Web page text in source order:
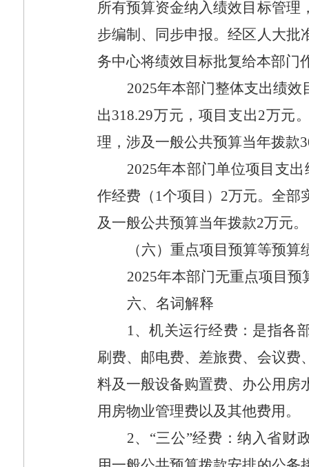
所有预算资金纳入绩效目标管理
步编制、同步申报。经区人大批
务中心将绩效目标批复给本部门
2025年本部门整体支出绩效
出318.29万元，项目支出2万元
理，涉及一般公共预算当年拨款
2025年本部门单位项目支出
作经费（ 1个项目） 2万元。全部
及一般公共预算当年拨款2万元。
（六）重点项目预算等预算
2025年本部门无重点项目预
六、名词解释
1、机关运行经费：是指各
刷费、邮电费、差旅费、会议费
料及一般设备购置费、办公用房
用房物业管理费以及其他费用。
2、“三公”经费：纳入省财